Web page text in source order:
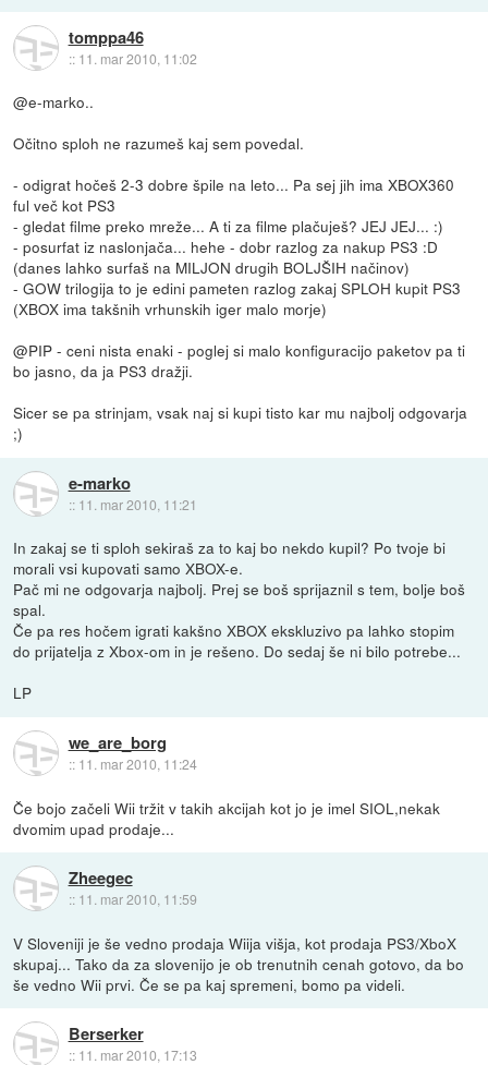
tomppa46
:: 11. mar 2010, 11:02
@e-marko..
Očitno sploh ne razumeš kaj sem povedal.
- odigrat hočeš 2-3 dobre špile na leto... Pa sej jih ima XBOX360
ful več kot PS3
- gledat filme preko mreže... A ti za filme plačuješ? JEJ JEJ... :)
- posurfat iz naslonjača... hehe - dobr razlog za nakup PS3 :D
(danes lahko surfaš na MILJON drugih BOLJŠIH načinov)
- GOW trilogija to je edini pameten razlog zakaj SPLOH kupit PS3
(XBOX ima takšnih vrhunskih iger malo morje)
@PIP - ceni nista enaki - poglej si malo konfiguracijo paketov pa ti
bo jasno, da ja PS3 dražji.
Sicer se pa strinjam, vsak naj si kupi tisto kar mu najbolj odgovarja
;)
e-marko
:: 11. mar 2010, 11:21
In zakaj se ti sploh sekiraš za to kaj bo nekdo kupil? Po tvoje bi
morali vsi kupovati samo XBOX-e.
Pač mi ne odgovarja najbolj. Prej se boš sprijaznil s tem, bolje boš
spal.
Če pa res hočem igrati kakšno XBOX ekskluzivo pa lahko stopim
do prijatelja z Xbox-om in je rešeno. Do sedaj še ni bilo potrebe...
LP
we_are_borg
:: 11. mar 2010, 11:24
Če bojo začeli Wii tržit v takih akcijah kot jo je imel SIOL,nekak
dvomim upad prodaje...
Zheegec
:: 11. mar 2010, 11:59
V Sloveniji je še vedno prodaja Wiija višja, kot prodaja PS3/XboX
skupaj... Tako da za slovenijo je ob trenutnih cenah gotovo, da bo
še vedno Wii prvi. Če se pa kaj spremeni, bomo pa videli.
Berserker
:: 11. mar 2010, 17:13